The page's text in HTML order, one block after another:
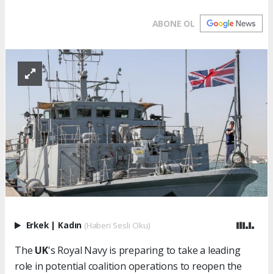
ABONE OL
Erkek | Kadın (Haberi Sesli Oku)
The UK's Royal Navy is preparing to take a leading
role in potential coalition operations to reopen the